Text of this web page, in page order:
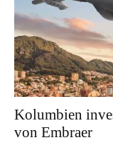
Kolumbien
von Embraer